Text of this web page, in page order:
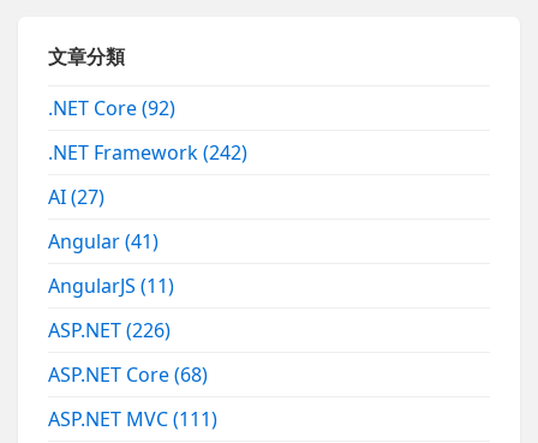
文章分類
.NET Core(92)
.NET Framework(242)
AI(27)
Angular(41)
AngularJS(11)
ASP.NET(226)
ASP.NET Core(68)
ASP.NET MVC(111)